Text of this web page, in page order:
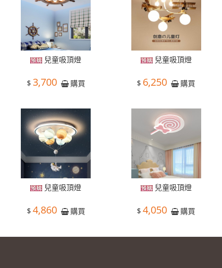
兒童吸頂燈
$ 3,700 購買
兒童吸頂燈
$ 6,250 購買
兒童吸頂燈
$ 4,860 購買
兒童吸頂燈
$ 4,050 購買